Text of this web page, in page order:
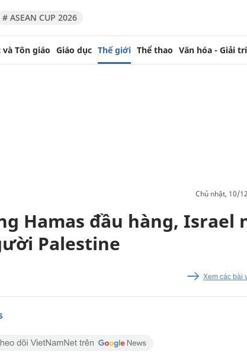
# ASEAN CUP 2026
và Tôn giáo Giáo dục Thế giới Thể thao Văn hóa - Giải trí
chủ nhật, 10/
Hamas đầu hàng, Israel
Palestine
Xem các bài